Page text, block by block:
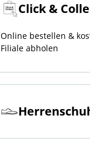
Click &
Online bestellen &
Filiale abholen